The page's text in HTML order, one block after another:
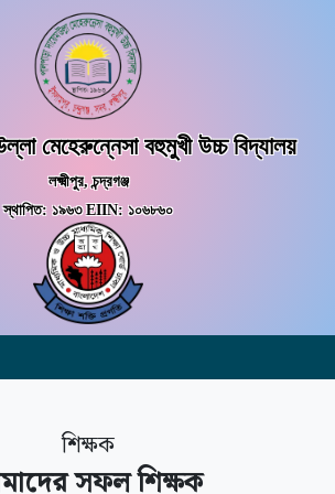
মেহেরুন্নেসা বহুমুখী উচ্চ বিদ্যালয়
লক্ষ্মীপুর, চন্দ্রগঞ্জ
স্থাপিত: ১৯৬৩ EIIN: ১০৬৮৬০
শিক্ষক
সফল শিক্ষক